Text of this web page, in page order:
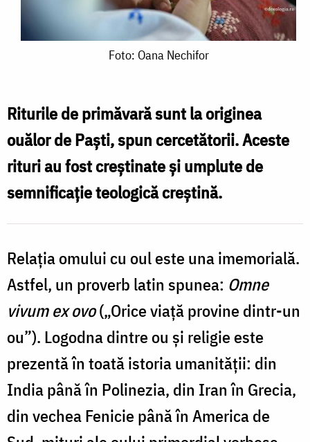
Foto: Oana Nechifor
Riturile de primăvară sunt la originea
ouălor de Paşti, spun cercetătorii. Aceste
rituri au fost creştinate şi umplute de
semnificaţie teologică creştină.
Relaţia omului cu oul este una imemorială.
Astfel, un proverb latin spunea: Omne
vivum ex ovo(„Orice viaţă provine dintr-un
ou”). Logodna dintre ou şi religie este
prezentă în toată istoria umanităţii: din
India până în Polinezia, din Iran în Grecia,
din vechea Fenicie până în America de